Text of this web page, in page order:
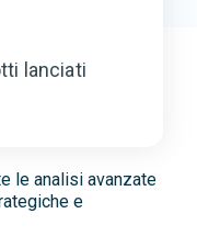
le analisi avanzate
e
lanciati